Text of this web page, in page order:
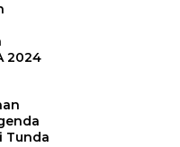
2024
Tunda